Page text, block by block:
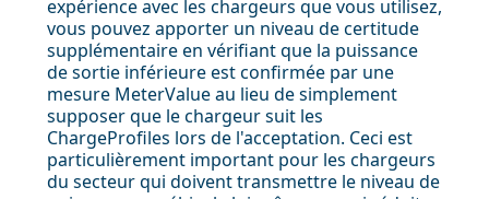
expérience avec les chargeurs que vous utilisez,
vous pouvez apporter un niveau de certitude
supplémentaire en vérifiant que la puissance
de sortie inférieure est confirmée par une
mesure MeterValue au lieu de simplement
supposer que le chargeur suit les
ChargeProfiles lors de l'acceptation. Ceci est
particulièrement important pour les chargeurs
du secteur qui doivent transmettre le niveau de